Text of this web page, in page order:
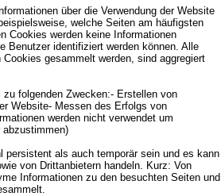
über die Verwendung der Website
welche Seiten am häufigsten
Cookies werden keine Informationen
Benutzer identifiziert werden können. Alle
gesammelt werden, sind aggregiert
folgenden Zwecken:- Erstellen von
Website- Messen des Erfolgs von
werden nicht verwendet um
abzustimmen)
persistent als auch temporär sein und es kann
von Drittanbietern handeln. Kurz: Von
Informationen zu den besuchten Seiten und